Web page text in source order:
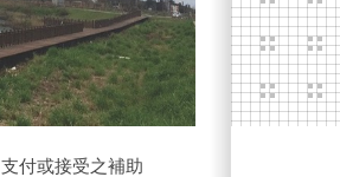
支付或接受之補助